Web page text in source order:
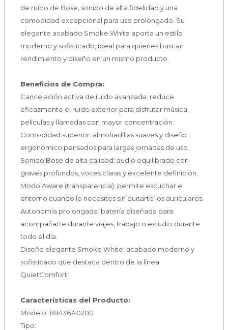
de ruido de Bose, sonido de alta fidelidad y una
comodidad excepcional para uso prolongado. Su
elegante acabado Smoke White aporta un estilo
moderno y sofisticado, ideal para quienes buscan
rendimiento y diseño en un mismo producto.
Beneficios de Compra:
Cancelación activa de ruido avanzada: reduce
eficazmente el ruido exterior para disfrutar música,
películas y llamadas con mayor concentración.
Comodidad superior: almohadillas suaves y diseño
ergonómico pensados para largas jornadas de uso.
Sonido Bose de alta calidad: audio equilibrado con
graves profundos, voces claras y excelente definición.
Modo Aware (transparencia): permite escuchar el
entorno cuando lo necesites sin quitarte los auriculares.
Autonomía prolongada: batería diseñada para
acompañarte durante viajes, trabajo o estudio durante
todo el día.
Diseño elegante Smoke White: acabado moderno y
sofisticado que destaca dentro de la línea
QuietComfort.
Características del Producto:
Modelo: 884367-0200
Tipo: